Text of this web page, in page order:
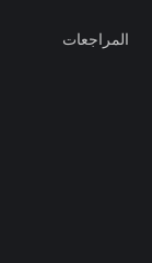
المراجعات